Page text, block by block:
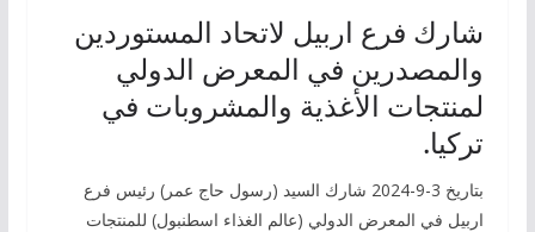
شارك فرع اربيل لاتحاد المستوردين
والمصدرين في المعرض الدولي
لمنتجات الأغذية والمشروبات في
تركيا.
بتاريخ 3-9-2024 شارك السيد (رسول حاج عمر) رئيس فرع
اربيل في المعرض الدولي (عالم الغذاء اسطنبول) للمنتجات